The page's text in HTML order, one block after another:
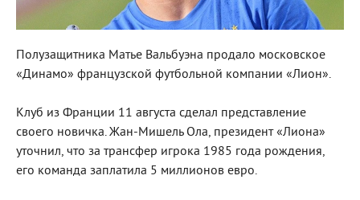
Полузащитника Матье Вальбуэна продало московское
«Динамо» французской футбольной компании «Лион».
Клуб из Франции 11 августа сделал представление
своего новичка. Жан-Мишель Ола, президент «Лиона»
уточнил, что за трансфер игрока 1985 года рождения,
его команда заплатила 5 миллионов евро.